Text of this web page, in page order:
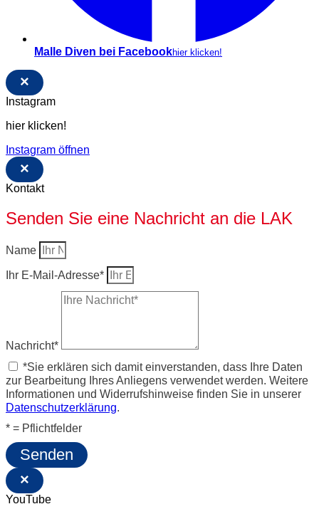
Malle Diven bei Facebookhier klicken!
×
Instagram
hier klicken!
Instagram öffnen
×
Kontakt
Senden Sie eine Nachricht an die LAK
Name
Ihr E-Mail-Adresse*
Nachricht*
*Sie erklären sich damit einverstanden, dass Ihre Daten
zur Bearbeitung Ihres Anliegens verwendet werden. Weitere
Informationen und Widerrufshinweise finden Sie in unserer
Datenschutzerklärung.
* = Pflichtfelder
Senden
×
YouTube